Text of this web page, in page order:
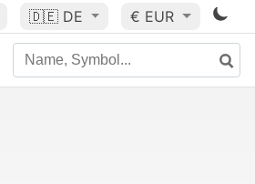
🇩🇪 DE € EUR